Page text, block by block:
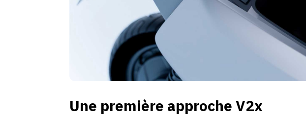
Une première approche V2x